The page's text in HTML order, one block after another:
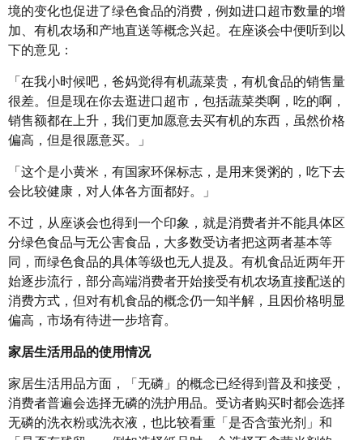
境的变化也促进了绿色食品的消费，例如进口超市数量的增
加、有机农场和产地直送等概念兴起。在座谈会中便听到以
下的意见：
「在我小时候吧，爸妈觉得有机蔬菜贵，有机食品的销售量
很差。但是现在你去逛进口超市，包括蔬菜类啊，吃的啊，
销售额都在上升，我们更加愿意去买有机的东西，虽然价格
偏高，但是很愿意买。」
「这个是小黄米，有国家环保标志，是用来煲粥的，吃下去
会比较健康，对人体各方面都好。」
不过，从座谈会也得到一个印象，就是消费者并不能具体区
分绿色食品与无公害食品，大多数受访者把这两者基本等
同，而绿色食品的具体等级也无人提及。有机食品近两年开
始逐步流行，部分高端消费者开始接受有机农场直接配送的
消费方式，但对有机食品的概念仍一知半解，且因价格明显
偏高，市场有待进一步培育。
家居生活用品的使用情况
家居生活用品方面，「无磷」的概念已经得到普及和接受，
消费者普遍会选择无磷的洗护用品。受访者购买时都会选择
无磷的洗衣粉或洗衣液，也比较看重「是否含萤光剂」和